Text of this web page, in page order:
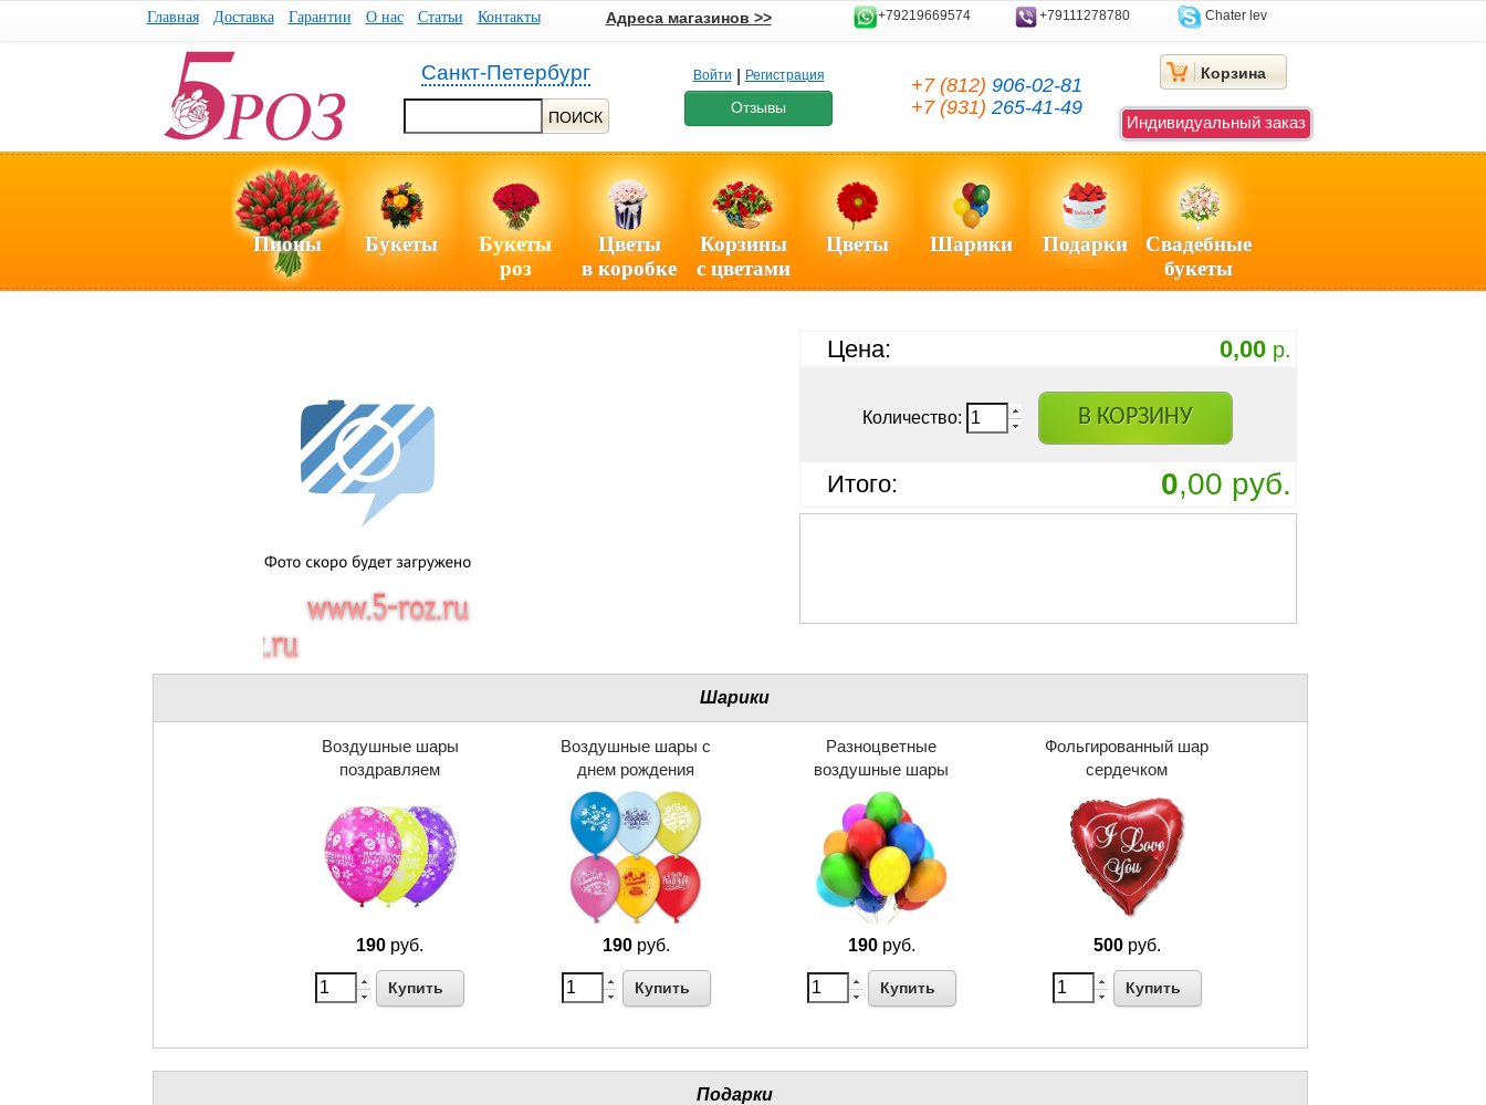
Главная Доставка Гарантии О нас Статьи Контакты Адреса магазинов >> +79219669574 +79111278780 Chater lev
Санкт-Петербург
ПОИСК
Войти Регистрация
Отзывы
+7 (812) 906-02-81
+7 (931) 265-41-49
Корзина
Индивидуальный заказ
Пионы Букеты
Букеты
роз
Цветы
в коробке
Корзины
с цветами
Цветы Шарики Подарки
Свадебные
букеты
Цена: 0,00р.
Количество: В КОРЗИНУ
Итого: 0,00 руб.
Шарики
Воздушные шары
поздравляем
190 руб.
Купить
Воздушные шары с
днем рождения
190руб.
Купить
Разноцветные
воздушные шары
190руб.
Купить
Фольгированный шар
сердечком
500руб.
Купить
Подарки